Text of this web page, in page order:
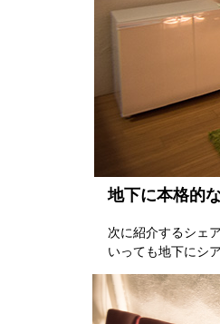
地下に本格的
次に紹介するシェ
いっても地下にシ